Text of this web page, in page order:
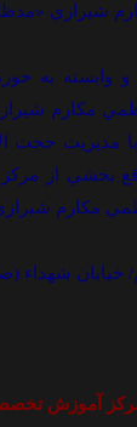
شيرازي
و وابسته به
مديريت حجت
بخشي از
مکارم
خيابان شهداء